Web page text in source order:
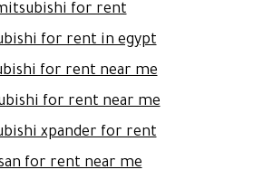
for rent
for rent in egypt
for rent near me
for rent near me\
xpander for rent
for rent near me